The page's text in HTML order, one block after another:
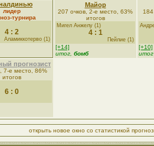
лидер
турнира
4 : 2
Аламиккотерво (1)
Майор
207 очков, 2-е место, 63%
итогов
Мигел Анжелу (1)
4 : 1
Пейлие (1)
[+14]
итог, бомб
[+10]
итог
прогнозист
7-е место, 86%
итогов
6 : 0
открыть новое окно со статистикой